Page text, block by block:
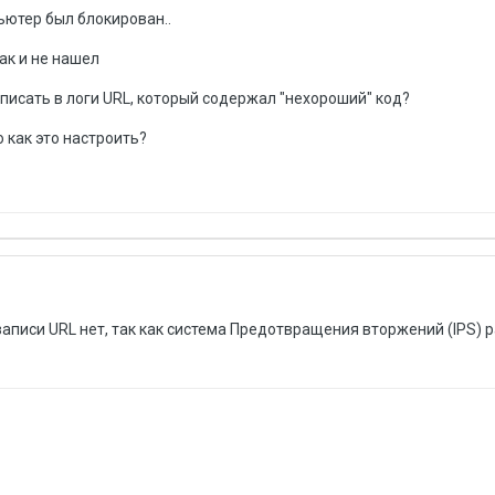
был блокирован..
и не нашел
в логи URL, который содержал "нехороший" код?
это настроить?
URL нет, так как система Предотвращения вторжений (IPS)